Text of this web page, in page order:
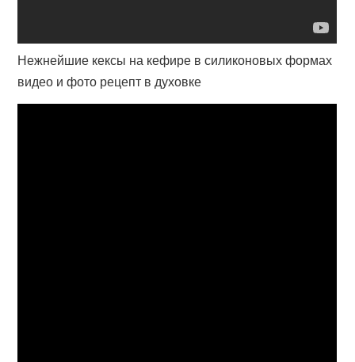
Нежнейшие кексы на кефире в силиконовых формах
видео и фото рецепт в духовке